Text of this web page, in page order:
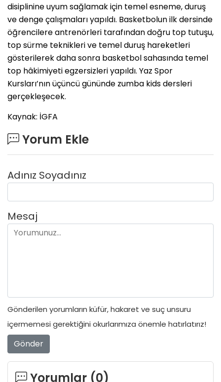
disiplinine uyum sağlamak için temel esneme, duruş
ve denge çalışmaları yapıldı. Basketbolun ilk dersinde
öğrencilere antrenörleri tarafından doğru top tutuşu,
top sürme teknikleri ve temel duruş hareketleri
gösterilerek daha sonra basketbol sahasında temel
top hâkimiyeti egzersizleri yapıldı. Yaz Spor
Kursları’nın üçüncü gününde zumba kids dersleri
gerçekleşecek.
Kaynak: İGFA
Yorum Ekle
Adınız Soyadınız
Mesaj
Gönderilen yorumların küfür, hakaret ve suç unsuru
içermemesi gerektiğini okurlarımıza önemle hatırlatırız!
Gönder
Yorumlar (0)